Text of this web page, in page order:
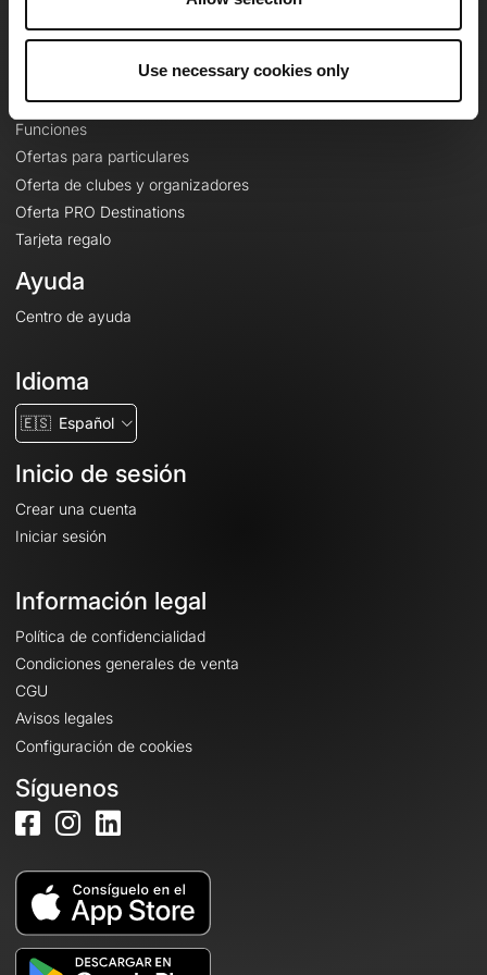
Use necessary cookies only
Le Mag'
Mapas base topográficos
Funciones
Ofertas para particulares
Oferta de clubes y organizadores
Oferta PRO Destinations
Tarjeta regalo
Ayuda
Centro de ayuda
Idioma
🇪🇸 Español
Inicio de sesión
Crear una cuenta
Iniciar sesión
Información legal
Política de confidencialidad
Condiciones generales de venta
CGU
Avisos legales
Configuración de cookies
Síguenos